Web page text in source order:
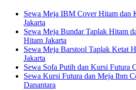
Sewa Meja IBM Cover Hitam dan
Jakarta
Sewa Meja Bundar Taplak Hitam
Hitam Jakarta
Sewa Meja Barstool Taplak Ketat
Jakarta
Sewa Sofa Putih dan Kursi Futura
Sewa Kursi Futura dan Meja Ibm
Danantara